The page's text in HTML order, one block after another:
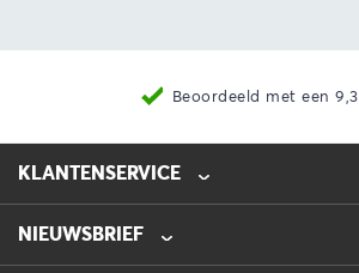
Beoordeeld met een 9,3
KLANTENSERVICE
0475-218632
NIEUWSBRIEF